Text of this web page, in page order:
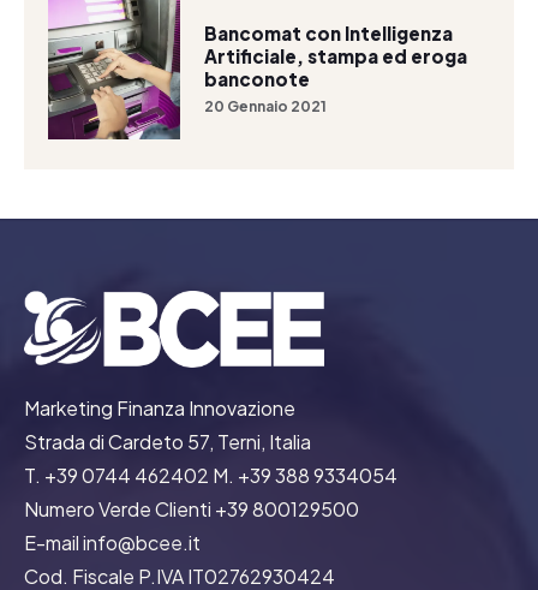
Bancomat con Intelligenza
Artificiale, stampa ed eroga
banconote
20 Gennaio 2021
Marketing Finanza Innovazione
Strada di Cardeto 57, Terni, Italia
T. +39 0744 462402 M. +39 388 9334054
Numero Verde Clienti +39 800129500
E-mail info@bcee.it
Cod. Fiscale P.IVA IT02762930424